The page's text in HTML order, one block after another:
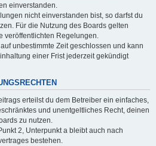
einverstanden.
nicht einverstanden bist, so darfst du
Für die Nutzung des Boards gelten
veröffentlichten Regelungen.
unbestimmte Zeit geschlossen und kann
einer Frist jederzeit gekündigt
erteilst du dem Betreiber ein einfaches,
und unentgeltliches Recht, deinen
zu nutzen.
2, Unterpunkt a bleibt auch nach
bestehen.